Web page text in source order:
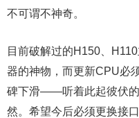
不可谓不神奇。
目前破解过的H150、
器的神物，而更新CPU必
碑下滑——听着此起彼伏的
然。希望今后必须更换接